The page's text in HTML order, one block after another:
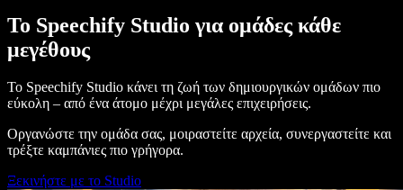
Το Speechify Studio για ομάδες κάθε
μεγέθους
Το Speechify Studio κάνει τη ζωή των δημιουργικών ομάδων πιο
εύκολη – από ένα άτομο μέχρι μεγάλες επιχειρήσεις.
Οργανώστε την ομάδα σας, μοιραστείτε αρχεία, συνεργαστείτε και
τρέξτε καμπάνιες πιο γρήγορα.
Ξεκινήστε με το Studio